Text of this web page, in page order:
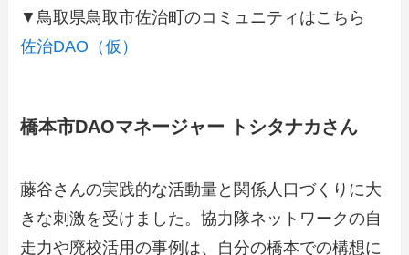
▼鳥取県鳥取市佐治町のコミュニティはこちら
佐治DAO（仮）
橋本市DAOマネージャー トシタナカさん
藤谷さんの実践的な活動量と関係人口づくりに大
きな刺激を受けました。協力隊ネットワークの自
走力や廃校活用の事例は、自分の橋本での構想に